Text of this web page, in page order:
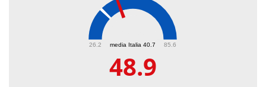
media Italia 40.7
26.2 85.6
48.9